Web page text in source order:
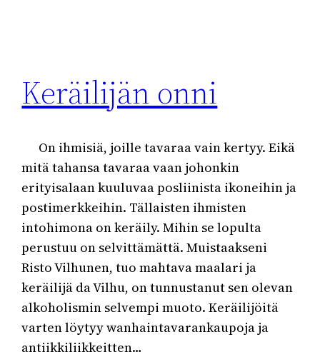
Keräilijän onni
On ihmisiä, joille tavaraa vain kertyy. Eikä
mitä tahansa tavaraa vaan johonkin
erityisalaan kuuluvaa posliinista ikoneihin ja
postimerkkeihin. Tällaisten ihmisten
intohimona on keräily. Mihin se lopulta
perustuu on selvittämättä. Muistaakseni
Risto Vilhunen, tuo mahtava maalari ja
keräilijä da Vilhu, on tunnustanut sen olevan
alkoholismin selvempi muoto. Keräilijöitä
varten löytyy wanhaintavarankaupoja ja
antiikkiliikkeitten…